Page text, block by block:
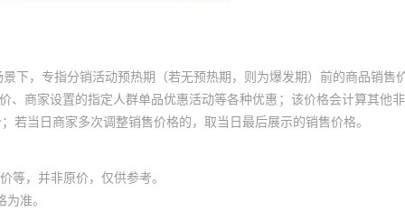
下，专指分销活动预热期（若无预热期，则为爆发期）前的商品销售
商家设置的指定人群单品优惠活动等各种优惠；该价格会计算其他
当日商家多次调整销售价格的，取当日最后展示的销售价格。
等，并非原价，仅供参考。
准。